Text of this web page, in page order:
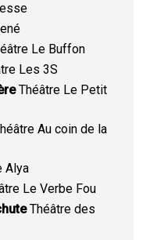
Le Buffon
Les 3S
Théâtre Le Petit
Au coin de la
Alya
Le Verbe Fou
Théâtre des